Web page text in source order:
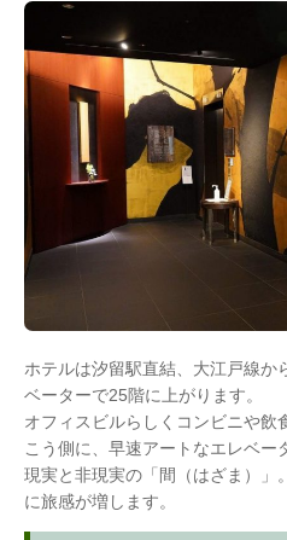
ホテルは汐留駅直結、大江戸線か
ベーターで25階に上がります。
オフィスビルらしくコンビニや飲
こう側に、早速アートなエレベー
現実と非現実の「間（はざま）」
に旅感が増します。